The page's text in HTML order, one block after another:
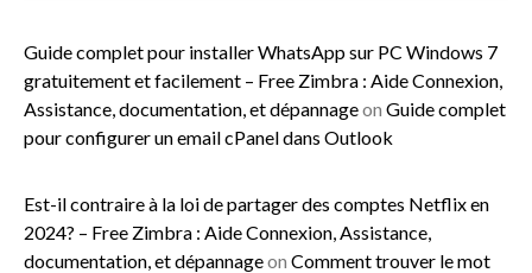
Guide complet pour installer WhatsApp sur PC Windows 7
gratuitement et facilement – Free Zimbra : Aide Connexion,
Assistance, documentation, et dépannageon Guide complet
pour configurer un email cPanel dans Outlook
Est-il contraire à la loi de partager des comptes Netflix en
2024? – Free Zimbra : Aide Connexion, Assistance,
documentation, et dépannageon Comment trouver le mot